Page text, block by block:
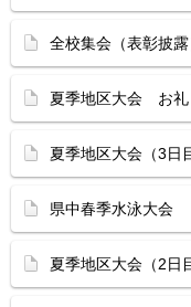
全校集会（表彰披露
夏季地区大会 お礼
夏季地区大会（3
県中春季水泳大会
夏季地区大会（2